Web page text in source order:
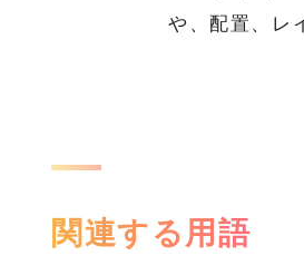
や、配置、レ
関連する用語